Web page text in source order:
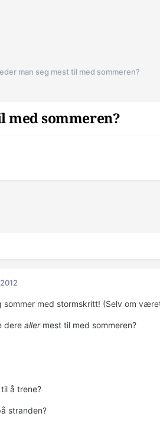
man seg mest til med sommeren?
med sommeren?
sommer med stormskritt! (Selv om
dere allermest til med sommeren?
å trene?
stranden?